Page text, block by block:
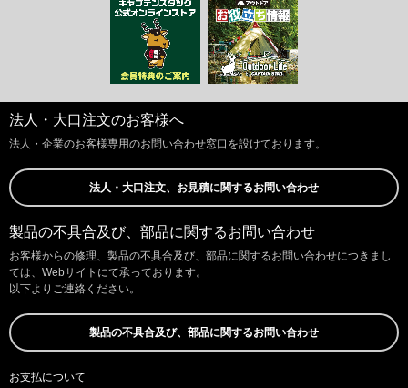
法人・大口注文のお客様へ
法人・企業のお客様専用のお問い合わせ窓口を設けております。
法人・大口注文、お見積に関するお問い合わせ
製品の不具合及び、部品に関するお問い合わせ
お客様からの修理、製品の不具合及び、部品に関するお問い合わせにつきまし
ては、Webサイトにて承っております。
以下よりご連絡ください。
製品の不具合及び、部品に関するお問い合わせ
お支払について